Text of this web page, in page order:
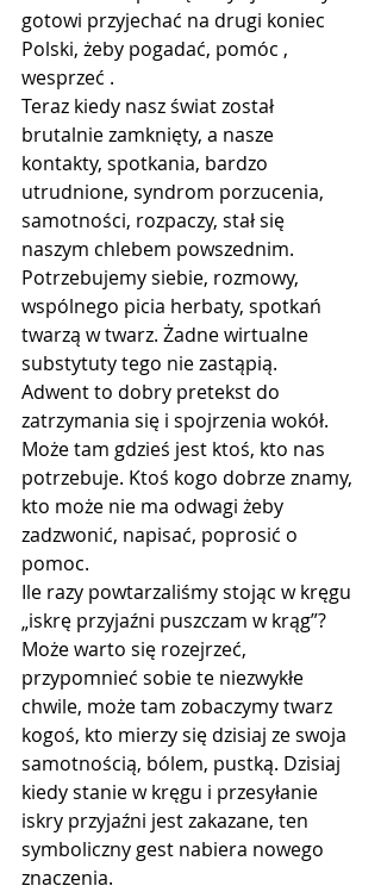
gotowi przyjechać na drugi koniec
Polski, żeby pogadać, pomóc ,
wesprzeć .
Teraz kiedy nasz świat został
brutalnie zamknięty, a nasze
kontakty, spotkania, bardzo
utrudnione, syndrom porzucenia,
samotności, rozpaczy, stał się
naszym chlebem powszednim.
Potrzebujemy siebie, rozmowy,
wspólnego picia herbaty, spotkań
twarzą w twarz. Żadne wirtualne
substytuty tego nie zastąpią.
Adwent to dobry pretekst do
zatrzymania się i spojrzenia wokół.
Może tam gdzieś jest ktoś, kto nas
potrzebuje. Ktoś kogo dobrze znamy,
kto może nie ma odwagi żeby
zadzwonić, napisać, poprosić o
pomoc.
Ile razy powtarzaliśmy stojąc w kręgu
„iskrę przyjaźni puszczam w krąg”?
Może warto się rozejrzeć,
przypomnieć sobie te niezwykłe
chwile, może tam zobaczymy twarz
kogoś, kto mierzy się dzisiaj ze swoja
samotnością, bólem, pustką. Dzisiaj
kiedy stanie w kręgu i przesyłanie
iskry przyjaźni jest zakazane, ten
symboliczny gest nabiera nowego
znaczenia.